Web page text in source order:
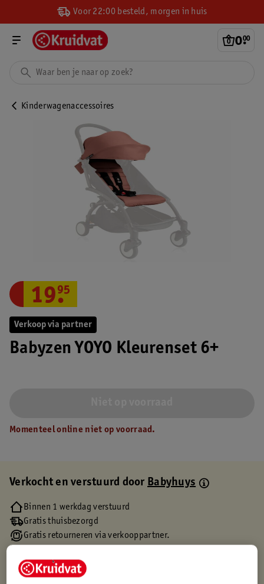
Voor 22:00 besteld, morgen in huis
0.
00
Kinderwagenaccessoires
Verkoop via partner
Babyzen YOYO Kleurenset 6+
19.
95
Momenteel online niet op voorraad.
Verkocht en verstuurd doorBabyhuys
Binnen 1 werkdag verstuurd
Gratis thuisbezorgd
Gratis retourneren via verkooppartner.